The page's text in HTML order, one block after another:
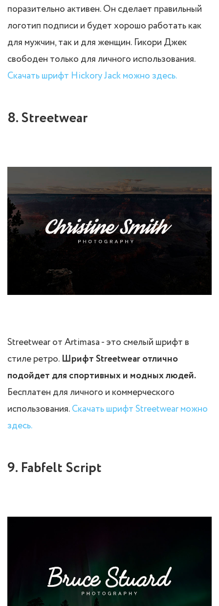
поразительно активен. Он сделает правильный
логотип подписи и будет хорошо работать как
для мужчин, так и для женщин. Гикори Джек
свободен только для личного использования.
Скачать шрифт Hickory Jack можно здесь.
8. Streetwear
Streetwear от Artimasa - это смелый шрифт в
стиле ретро. Шрифт Streetwear отлично
подойдет для спортивных и модных людей.
Бесплатен для личного и коммерческого
использования.Скачать шрифт Streetwear можно
здесь.
9. Fabfelt Script